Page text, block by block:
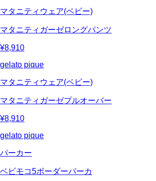
マタニティウェア(ベビー)
マタニティガーゼロングパンツ
¥8,910
gelato pique
マタニティウェア(ベビー)
マタニティガーゼプルオーバー
¥8,910
gelato pique
パーカー
ベビモコ5ボーダーパーカ